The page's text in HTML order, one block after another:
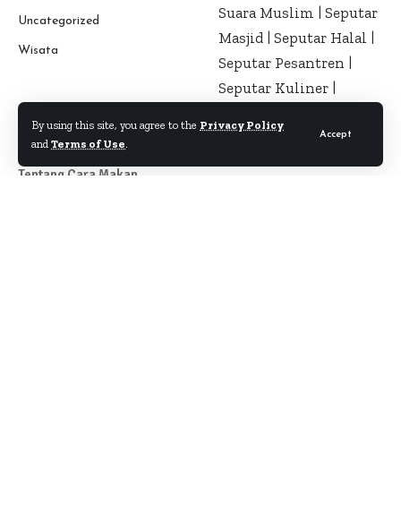
By using this site, you agree to the Privacy Policy
and Terms of Use.
Accept
Uncategorized
Wisata
Suara Muslim
Seputar
Masjid Seputar Halal
Seputar Pesantren
Seputar Kuliner
Tentang Cara Makan